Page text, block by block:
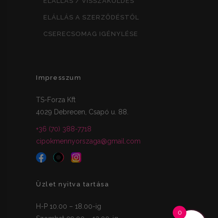
ELÁLLÁS A SZERZŐDÉSTŐL
CSERECSOMAG IGÉNYLÉSE
Impresszum
TS-Forza Kft
4029 Debrecen, Csapó u. 88.
+36 (70) 388-7718
cipokmennyorszaga@gmail.com
Üzlet nyitva tartása
H-P 10.00 – 18.00-ig
0